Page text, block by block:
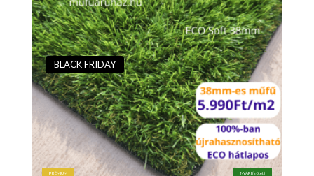
BLACK FRIDAY
PRÉMIUM NYÁRI (sötét)